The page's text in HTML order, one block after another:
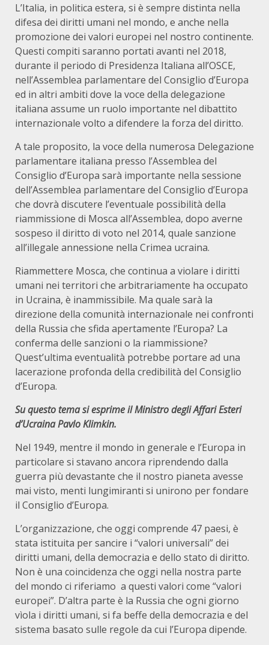
L’Italia, in politica estera, si è sempre distinta nella
difesa dei diritti umani nel mondo, e anche nella
promozione dei valori europei nel nostro continente.
Questi compiti saranno portati avanti nel 2018,
durante il periodo di Presidenza Italiana all’OSCE,
nell’Assemblea parlamentare del Consiglio d’Europa
ed in altri ambiti dove la voce della delegazione
italiana assume un ruolo importante nel dibattito
internazionale volto a difendere la forza del diritto.
A tale proposito, la voce della numerosa Delegazione
parlamentare italiana presso l’Assemblea del
Consiglio d’Europa sarà importante nella sessione
dell’Assemblea parlamentare del Consiglio d’Europa
che dovrà discutere l’eventuale possibilità della
riammissione di Mosca all’Assemblea, dopo averne
sospeso il diritto di voto nel 2014, quale sanzione
all’illegale annessione nella Crimea ucraina.
Riammettere Mosca, che continua a violare i diritti
umani nei territori che arbitrariamente ha occupato
in Ucraina, è inammissibile. Ma quale sarà la
direzione della comunità internazionale nei confronti
della Russia che sfida apertamente l’Europa? La
conferma delle sanzioni o la riammissione?
Quest’ultima eventualità potrebbe portare ad una
lacerazione profonda della credibilità del Consiglio
d’Europa.
Su questo tema si esprime il Ministro degli Affari Esteri
d’Ucraina Pavlo Klimkin.
Nel 1949, mentre il mondo in generale e l’Europa in
particolare si stavano ancora riprendendo dalla
guerra più devastante che il nostro pianeta avesse
mai visto, menti lungimiranti si unirono per fondare
il Consiglio d’Europa.
L’organizzazione, che oggi comprende 47 paesi, è
stata istituita per sancire i “valori universali” dei
diritti umani, della democrazia e dello stato di diritto.
Non è una coincidenza che oggi nella nostra parte
del mondo ci riferiamo a questi valori come “valori
europei”. D’altra parte è la Russia che ogni giorno
vìola i diritti umani, si fa beffe della democrazia e del
sistema basato sulle regole da cui l’Europa dipende.